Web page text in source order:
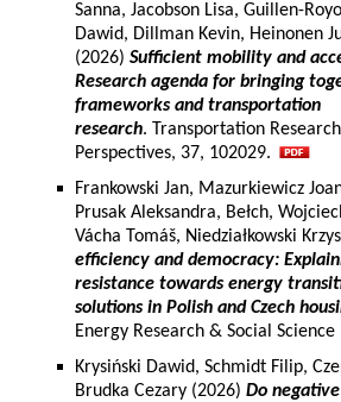
Sanna, Jacobson Lisa, Guillen-
Dawid, Dillman Kevin, Heinonen
(2026) Sufficient mobility and
Research agenda for bringing
frameworks and transportation
research. Transportation
Perspectives, 37, 102029.
Frankowski Jan, Mazurkiewicz
Prusak Aleksandra, Bełch,
Vácha Tomáš, Niedziałkowski
efficiency and democracy:
resistance towards energy
solutions in Polish and Czech
Energy Research & Social
Krysiński Dawid, Schmidt Filip,
Brudka Cezary (2026) Do